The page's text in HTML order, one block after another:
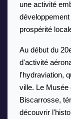
une activité
prospérité
Au début du
d'activité
l'hydraviation,
ville. Le Musée
Biscarrosse,
découvrir